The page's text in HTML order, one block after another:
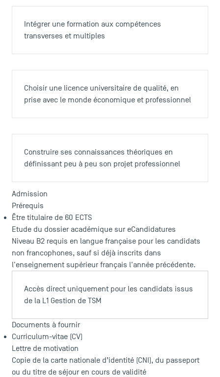
Accréditations
Intégrer une formation aux compétences
transverses et multiples
Choisir une licence universitaire de qualité, en
prise avec le monde économique et professionnel
Construire ses connaissances théoriques en
définissant peu à peu son projet professionnel
Admission
Prérequis
Être titulaire de 60 ECTS
Etude du dossier académique sur eCandidatures
Niveau B2 requis en langue française pour les candidats
non francophones, sauf si déjà inscrits dans
l'enseignement supérieur français l'année précédente.
Accès direct uniquement pour les candidats issus
de la L1 Gestion de TSM
Documents à fournir
Curriculum-vitae (CV)
Lettre de motivation
Copie de la carte nationale d’identité (CNI), du passeport
ou du titre de séjour en cours de validité